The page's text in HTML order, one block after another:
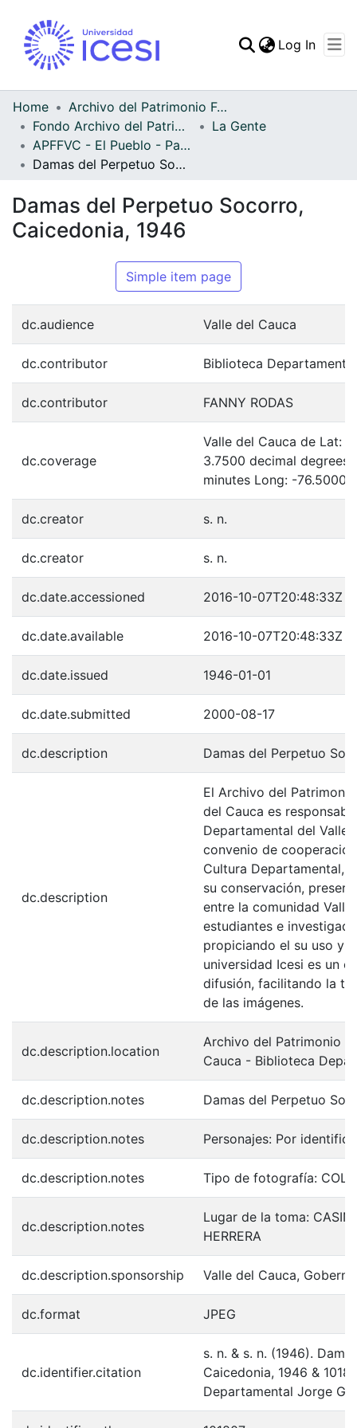
Statistics
Log In
Home
Archivo del Patrimonio Fotográfico y Fílmico del Valle del Cauca
Fondo Archivo del Patrimonio Fotográfico y Fílmico del Valle del Cauca
La Gente
APFFVC - El Pueblo - Patrimonial
Damas del Perpetuo Socorro, Caicedonia, 1946
Damas del Perpetuo Socorro,
Caicedonia, 1946
Simple item page
dc.audience Valle del Cauca
dc.contributor Biblioteca
dc.contributor FANNY RODAS
dc.coverage
Valle del Cauca de Lat:
3.7500 decimal degrees
minutes Long: -76.5000
dc.creator s. n.
dc.creator s. n.
dc.date.accessioned 2016-10-07T20:48:33Z
dc.date.available 2016-10-07T20:48:33Z
dc.date.issued 1946-01-01
dc.date.submitted 2000-08-17
dc.description Damas del Perpetuo
dc.description
El Archivo del
del Cauca es
Departamental del Valle
convenio de
Cultura Departamental,
su conservación,
entre la comunidad
estudiantes e
propiciando el su uso y
universidad Icesi es un
difusión, facilitando la
de las imágenes.
dc.description.location
Archivo del Patrimonio
Cauca - Biblioteca
dc.description.notes Damas del Perpetuo
dc.description.notes Personajes: Por
dc.description.notes Tipo de fotografía:
dc.description.notes
Lugar de la toma:
HERRERA
dc.description.sponsorship Valle del Cauca,
dc.format JPEG
dc.identifier.citation
s. n. & s. n. (1946).
Caicedonia, 1946 &
Departamental Jorge